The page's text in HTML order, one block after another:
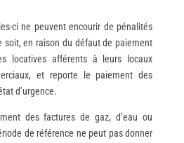
ci ne peuvent encourir de pénalités
soit, en raison du défaut de paiement
locatives afférents à leurs locaux
et reporte le paiement des
d’urgence.
des factures de gaz, d’eau ou
de référence ne peut pas donner